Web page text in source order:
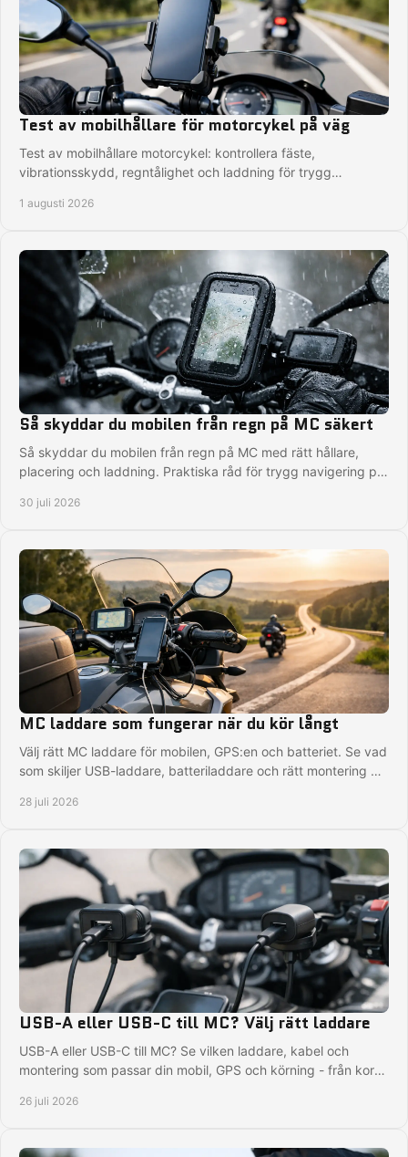
Test av mobilhållare för motorcykel på väg
Test av mobilhållare motorcykel: kontrollera fäste,
vibrationsskydd, regntålighet och laddning för trygg
1 augusti 2026
Så skyddar du mobilen från regn på MC säkert
Så skyddar du mobilen från regn på MC med rätt hållare,
placering och laddning. Praktiska råd för trygg navigering på
30 juli 2026
MC laddare som fungerar när du kör långt
Välj rätt MC laddare för mobilen, GPS:en och batteriet. Se vad
som skiljer USB-laddare, batteriladdare och rätt montering på
28 juli 2026
USB-A eller USB-C till MC? Välj rätt laddare
USB-A eller USB-C till MC? Se vilken laddare, kabel och
montering som passar din mobil, GPS och körning - från korta
26 juli 2026